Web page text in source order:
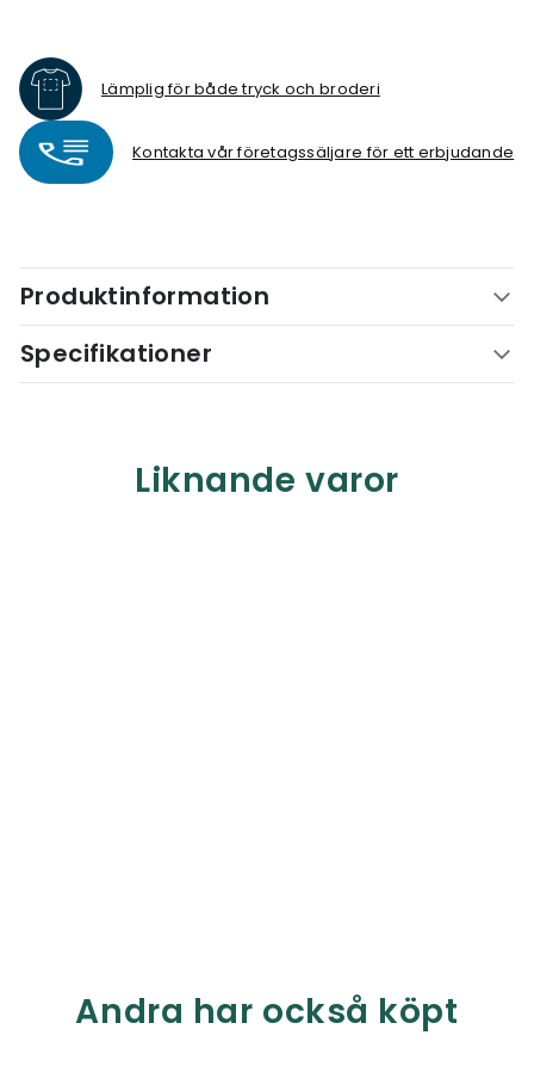
Lämplig för både tryck och broderi
Kontakta vår företagssäljare för ett erbjudande
Produktinformation
Specifikationer
Liknande varor
Andra har också köpt